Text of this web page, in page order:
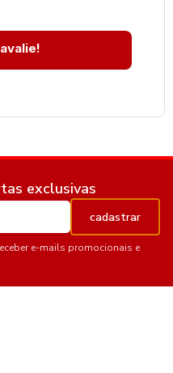
exclusivas
cadastrar
e-mails promocionais e